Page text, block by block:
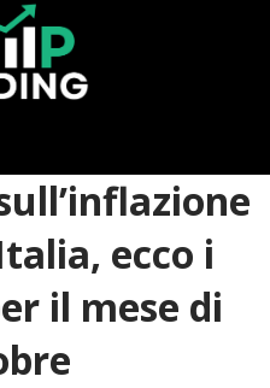
ecco i
il mese di